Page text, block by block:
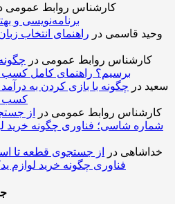
کارشناس روابط عمومی
برنامه‌نویسی و
وحید قاسمی در راهنمای انتخاب
کارشناس روابط عمومی در
برسیم؟ راهنمای کامل کسب
سعید در چگونه با بازی کردن به
کسب
کارشناس روابط عمومی در
از
شماره شاسی؛ فناوری چگونه خرید
خداشاهی در
از جستجوی قطعه تا
فناوری چگونه خرید لوازم